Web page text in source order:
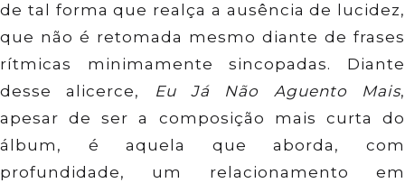
de tal forma que realça a ausência de lucidez,
que não é retomada mesmo diante de frases
rítmicas minimamente sincopadas. Diante
desse alicerce,
Eu Já Não Aguento Mais,
apesar de ser a composição mais curta do
álbum, é aquela que aborda, com
profundidade, um relacionamento em